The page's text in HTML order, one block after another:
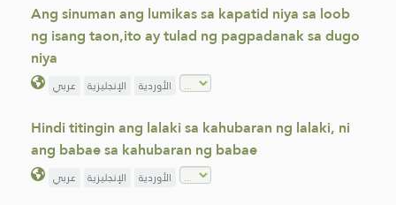
Ang sinuman ang lumikas sa kapatid niya sa loob
ng isang taon,ito ay tulad ng pagpadanak sa dugo
niya
عربي الإنجليزية الأوردية
Hindi titingin ang lalaki sa kahubaran ng lalaki, ni
ang babae sa kahubaran ng babae
عربي الإنجليزية الأوردية